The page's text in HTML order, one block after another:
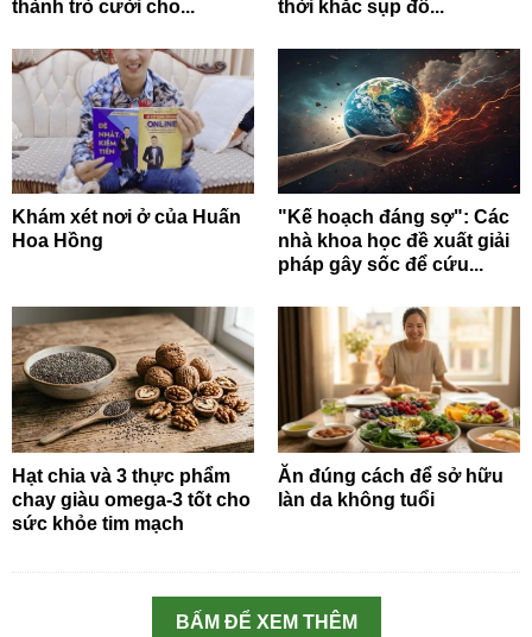
thành trò cười cho...
thời khắc sụp đổ...
Khám xét nơi ở của Huấn
Hoa Hồng
"Kế hoạch đáng sợ": Các
nhà khoa học đề xuất giải
pháp gây sốc để cứu...
Hạt chia và 3 thực phẩm
chay giàu omega-3 tốt cho
sức khỏe tim mạch
Ăn đúng cách để sở hữu
làn da không tuổi
BẤM ĐỂ XEM THÊM